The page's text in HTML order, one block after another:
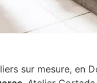
sur mesure, en